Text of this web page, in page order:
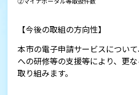
【今後の取組の方向性】
本市の電子申請サービスについ
への研修等の支援等により、更
取り組みます。